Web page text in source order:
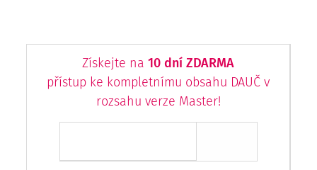
Získejte na 10 dní ZDARMA
přístup ke kompletnímu obsahu DAUČ v
rozsahu verze Master!